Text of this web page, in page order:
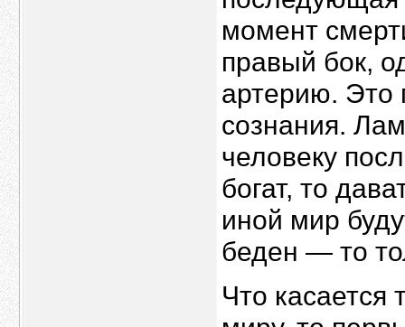
момент
правый бок,
артерию. Это
сознания.
человеку
богат, то
иной мир
беден — то
Что касается